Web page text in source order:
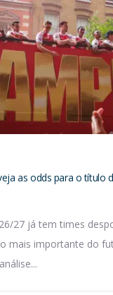
as odds para o título
27 já tem times
mais importante do